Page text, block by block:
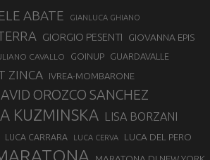
ABATE GIANLUCA GHIANO
GIORGIO PESENTI GIOVANNA EPIS
CAVALLO GOINUP GUARDAVALLE
ZINCA IVREA-MOMBARONE
OROZCO SANCHEZ
KUZMINSKA LISA BORZANI
LUCA CARRARA LUCA CERVA LUCA DEL PERO